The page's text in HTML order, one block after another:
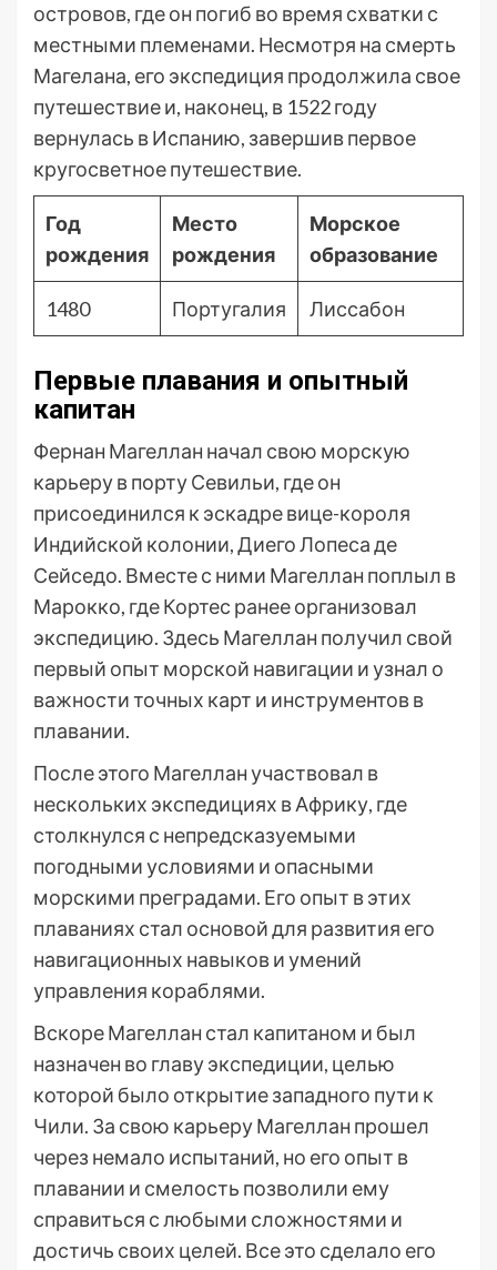
островов, где он погиб во время схватки с
местными племенами. Несмотря на смерть
Магелана, его экспедиция продолжила свое
путешествие и, наконец, в 1522 году
вернулась в Испанию, завершив первое
кругосветное путешествие.
Год
рождения
Место
рождения
Морское
образование
1480 Португалия Лиссабон
Первые плавания и опытный
капитан
Фернан Магеллан начал свою морскую
карьеру в порту Севильи, где он
присоединился к эскадре вице-короля
Индийской колонии, Диего Лопеса де
Сейседо. Вместе с ними Магеллан поплыл в
Марокко, где Кортес ранее организовал
экспедицию. Здесь Магеллан получил свой
первый опыт морской навигации и узнал о
важности точных карт и инструментов в
плавании.
После этого Магеллан участвовал в
нескольких экспедициях в Африку, где
столкнулся с непредсказуемыми
погодными условиями и опасными
морскими преградами. Его опыт в этих
плаваниях стал основой для развития его
навигационных навыков и умений
управления кораблями.
Вскоре Магеллан стал капитаном и был
назначен во главу экспедиции, целью
которой было открытие западного пути к
Чили. За свою карьеру Магеллан прошел
через немало испытаний, но его опыт в
плавании и смелость позволили ему
справиться с любыми сложностями и
достичь своих целей. Все это сделало его